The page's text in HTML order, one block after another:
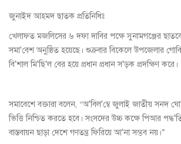
জুনাইদ আহমদ ছাতক প্রতিনিধিঃ
খেলাফত মজলিসের ৬ দফা দাবির পক্ষে সুনামগঞ্জের
সমা'বেশ অনুষ্ঠিত হয়েছে। শুক্রবার বিকেলে উপজেলার
বি'শাল মি'ছি'ল বের হয়ে প্রধান প্রধান স'ড়ক প্রদক্ষিণ করে।
সমাবেশে বক্তারা বলেন, “অ'বিল'ম্বে জুলাই জাতীয় সনদ
ভিত্তি নিশ্চিত করতে হবে। সংসদের উচ্চ কক্ষে পিআর
বাস্তবায়ন ছাড়া দেশে গণতন্ত্র ফিরিয়ে আ'না সম্ভব নয়।”